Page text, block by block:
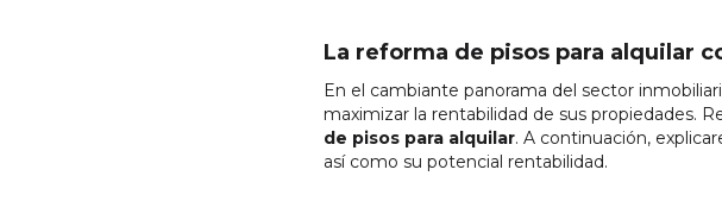
La reforma de pisos para alquilar
En el cambiante panorama del sector
maximizar la rentabilidad de sus propiedades.
de pisos para alquilar. A continuación,
así como su potencial rentabilidad.